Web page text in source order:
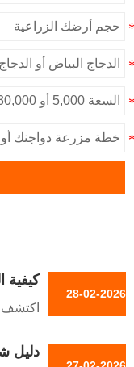
28-02-2026
كيفية
لتدوم 20 عامًا في المناخ الرطب؟
اكتشف
20
دليل